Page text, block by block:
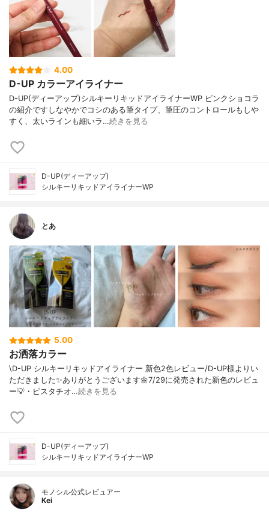
4.00
D-UP カラーアイライナー
D-UP(ディーアップ)シルキーリキッドアイライナーWP ピンクショコラ
の紹介ですしなやかでコシのある筆タイプ、筆圧のコントロールもしや
すく、太いラインも細いラ…続きを見る
D-UP(ディーアップ)
シルキーリキッドアイライナーWP
とあ
5.00
お洒落カラー
\D-UP シルキーリキッドアイライナー 新色2色レビュー/D-UP様よりい
ただきました✨ありがとうございます🌼7/29に発売された新色のレビュ
ー💡・ピスタチオ…続きを見る
D-UP(ディーアップ)
シルキーリキッドアイライナーWP
モノシル公式レビュアー
Kei